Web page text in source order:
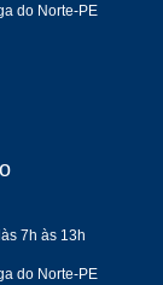
do Norte-PE
7h às 13h
do Norte-PE